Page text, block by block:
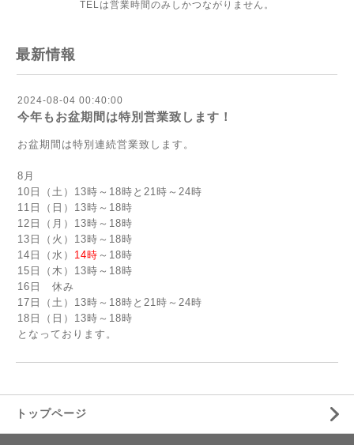
TELは営業時間のみしかつながりません。
最新情報
2024-08-04 00:40:00
今年もお盆期間は特別営業致します！
お盆期間は特別連続営業致します。
8月
10日（土）13時～18時と21時～24時
11日（日）13時～18時
12日（月）13時～18時
13日（火）13時～18時
14日（水） 14時 ～18時
15日（木）13時～18時
16日 休み
17日（土）13時～18時と21時～24時
18日（日）13時～18時
となっております。
トップページ